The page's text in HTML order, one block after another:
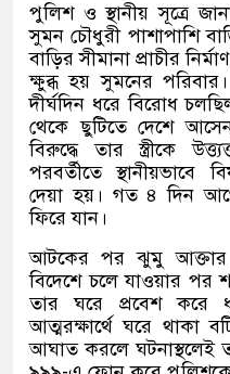
পুলিশ ও স্থানীয় সূত্রে
সুমন চৌধুরী পাশাপাশি
বাড়ির সীমানা প্রাচীর
ক্ষুব্ধ হয় সুমনের
দীর্ঘদিন ধরে বিরোধ
থেকে ছুটিতে দেশে
বিরুদ্ধে তার স্ত্রীকে
পরবর্তীতে স্থানীয়ভাবে
দেয়া হয়। গত ৪ দিন
ফিরে যান।
আটকের পর ঝুমু আক্তার
বিদেশে চলে যাওয়ার পর
তার ঘরে প্রবেশ করে
আত্মরক্ষার্থে ঘরে থাকা
আঘাত করলে ঘটনাস্থলেই